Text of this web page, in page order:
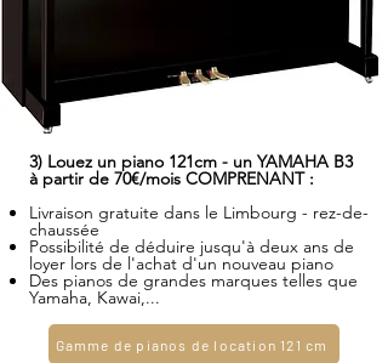
3) Louez un piano 121cm - un YAMAHA B3
à partir de 70€/mois COMPRENANT :
Livraison gratuite dans le Limbourg - rez-de-
chaussée
Possibilité de déduire jusqu'à deux ans de
loyer lors de l'achat d'un nouveau piano
Des pianos de grandes marques telles que
Yamaha, Kawai,...
Gamme de pianos de location 121 cm